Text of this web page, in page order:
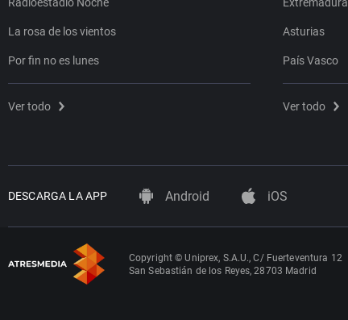
La rosa de los vientos
Por fin no es lunes
Ver todo
Asturias
País Vasco
Ver todo
DESCARGA LA APP Android iOS
Copyright © Uniprex, S.A.U., C/ Fuerteventura 12
San Sebastián de los Reyes, 28703 Madrid